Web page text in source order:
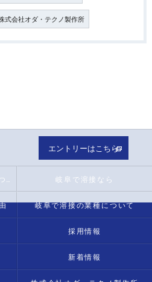
式会社オダ・テクノ製作所
エントリーはこちら
岐阜で溶接なら
岐阜で溶接の業種について
採用情報
新着情報